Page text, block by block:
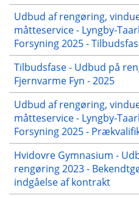
Udbud af rengøring,
måtteservice - Lyngby-
Forsyning 2025 -
Tilbudsfase - Udbud på
Fjernvarme Fyn - 2025
Udbud af rengøring,
måtteservice - Lyngby-
Forsyning 2025 -
Hvidovre Gymnasium -
rengøring 2023 -
indgåelse af kontrakt